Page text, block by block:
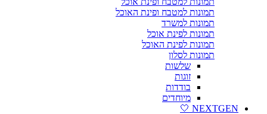
תמונות למטבח ופינת האוכל
תמונות למשרד
תמונות לפינת אוכל
תמונות לפינת האוכל
תמונות לסלון
שלשות
זוגות
בודדות
מיוחדים
NEXTGEN 🤍